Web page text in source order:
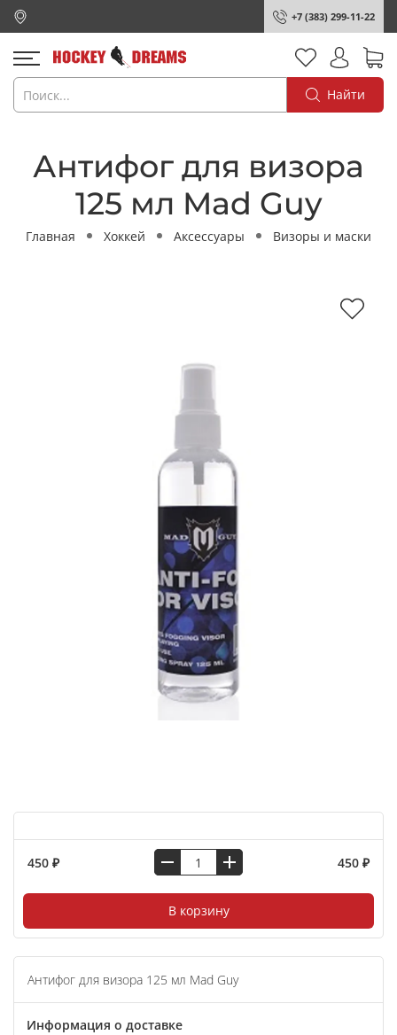
+7 (383) 299-11-22
Найти
Антифог для визора
125 мл Mad Guy
Главная Хоккей Аксессуары Визоры и маски
450 ₽ 450 ₽
В корзину
Антифог для визора 125 мл Mad Guy
Информация о доставке